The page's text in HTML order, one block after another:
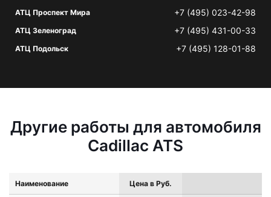
АТЦ Проспект Мира +7 (495) 023-42-98
АТЦ Зеленоград +7 (495) 431-00-33
АТЦ Подольск +7 (495) 128-01-88
Другие работы для автомобиля
Cadillac ATS
Наименование Цена в Руб.